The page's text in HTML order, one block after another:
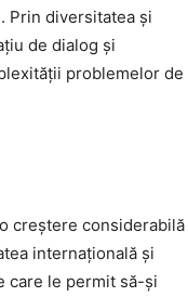
Prin diversitatea și
de dialog și
problemelor de
creștere considerabilă
internațională și
care le permit să-și